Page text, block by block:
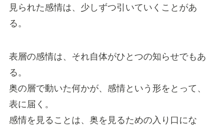
見られた感情は、少しずつ引いていくことがあ
る。
表層の感情は、それ自体がひとつの知らせでもあ
る。
奥の層で動いた何かが、感情という形をとって、
表に届く。
感情を見ることは、奥を見るための入り口にな